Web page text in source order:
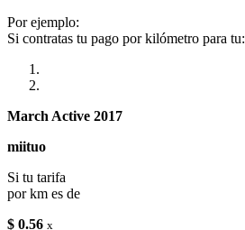
Por ejemplo:
Si contratas tu pago por kilómetro para tu:
March Active 2017
miituo
Si tu tarifa
por km es de
$ 0.56 x